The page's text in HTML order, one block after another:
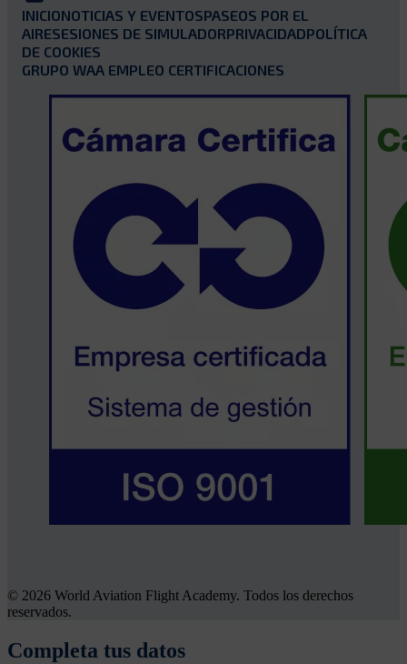
INICIONOTICIAS Y EVENTOSPASEOS POR EL
AIRESESIONES DE SIMULADORPRIVACIDADPOLÍTICA
DE COOKIES
GRUPO WAA EMPLEO CERTIFICACIONES
© 2026 World Aviation Flight Academy. Todos los derechos
reservados.
Completa tus datos